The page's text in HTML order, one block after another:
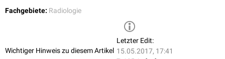
Fachgebiete: Radiologie
Wichtiger Hinweis zu diesem Artikel
Letzter Edit:
15.05.2017, 17:41